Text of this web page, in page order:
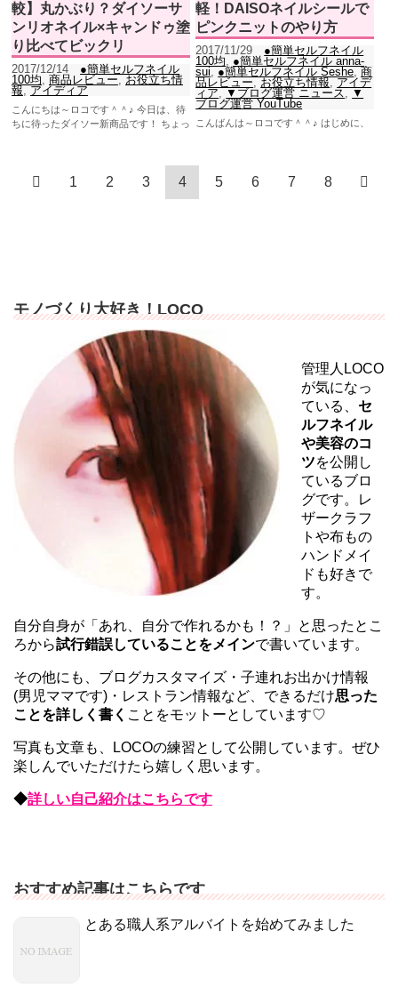
較】丸かぶり？ダイソーサ
ンリオネイル×キャンドゥ塗
り比べてビックリ
2017/12/14
●簡単セルフネイル
100均, 商品レビュー, お役立ち情
報, アイディア
こんにちは～ロコです＾＾♪ 今日は、待
ちに待ったダイソー新商品です！ ちょっ
軽！DAISOネイルシールで
ピンクニットのやり方
2017/11/29
●簡単セルフネイル
100均, ●簡単セルフネイル anna-
sui, ●簡単セルフネイル Seshe,商
品レビュー, お役立ち情報, アイデ
ィア, ▼ブログ運営 ニュース, ▼
ブログ運営 YouTube
こんばんは～ロコです＾＾♪ はじめに、
1 2 3 4 5 6 7 8
モノづくり大好き！LOCO
管理人LOCO
が気になっ
ている、 セ
ルフネイル
や美容のコ
ツを公開し
ているブロ
グです。レ
ザークラフ
トや布もの
ハンドメイ
ドも好きで
す。
自分自身が「あれ、自分で作れるかも！？」と思ったとこ
ろから試行錯誤していることをメインで書いています。
その他にも、ブログカスタマイズ・子連れお出かけ情報
(男児ママです)・レストラン情報など、できるだけ思った
ことを詳しく書く ことをモットーとしています♡
写真も文章も、LOCOの練習として公開しています。ぜひ
楽しんでいただけたら嬉しく思います。
◆詳しい自己紹介はこちらです
おすすめ記事はこちらです
とある職人系アルバイトを始めてみました